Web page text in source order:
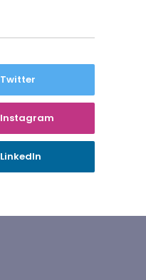
Twitter
Instagram
LinkedIn